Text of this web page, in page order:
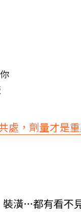
處，劑量才是
裝潢…都有看不